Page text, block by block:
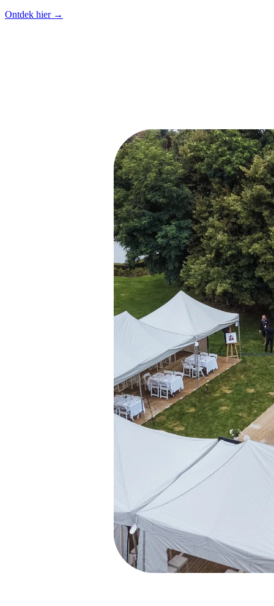
Ontdek hier →